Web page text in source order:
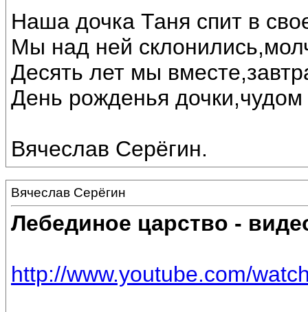
Наша дочка Таня спит в
Мы над ней
Десять лет мы
День рожденья дочки,чудом
Вячеслав Серёгин.
Вячеслав Серёгин
Лебединое царство -
http://www.youtube.com/